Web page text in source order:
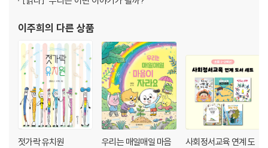
이주희의 다른 상품
젓가락 유치원
우리는 매일매일 마음
사회정서교육 연계 도